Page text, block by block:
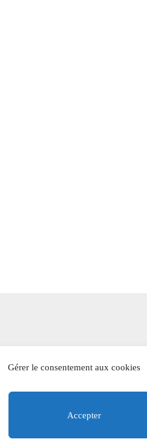
Gérer le consentement aux cookies
Accepter